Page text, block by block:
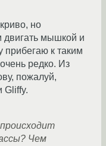
но
двигать мышкой и
прибегаю к таким
редко. Из
пожалуй,
Gliffy.
Чем